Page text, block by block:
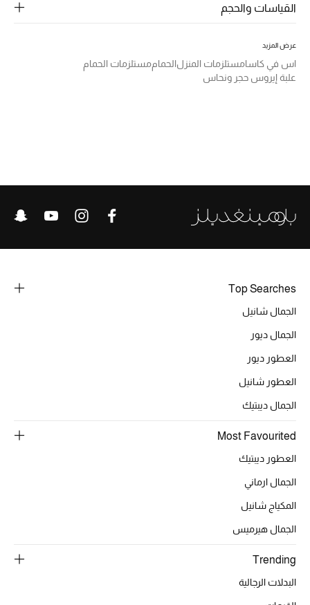
نسوقوا أحدث ما وصلنا
ما وصلنا حديثاً
ركن أناقة المنتجعات
جميع إصدارتنا النسائية
الملابس الرياضية النسائية
تشكيلة الأعراس
حقائب وأحذية متطابقة
هدايا للنساء
القياسات والحجم
عرض المزيد
اس في كاسامستلزمات المنزلالحماممستلزمات الحمام
علبة إيروس حجر ونحاس
Top Searches
الجمال شانيل
الجمال ديور
العطور ديور
العطور شانيل
الجمال ديبتيك
Most Favourited
العطور ديبتيك
الجمال ارماني
المكياج شانيل
الجمال هيرميس
Trending
البدلات الرجالية